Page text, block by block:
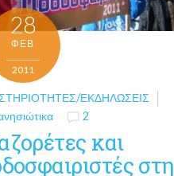
28
ΦΕΒ
2011
ΕΚΔΗΛΏΣΕΙΣ
2
και
στη